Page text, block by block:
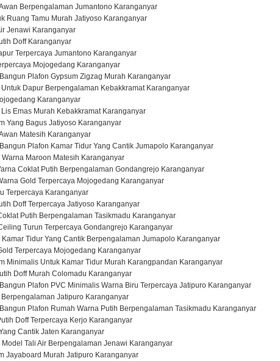
Berpengalaman Jumantono Karanganyar
Ruang Tamu Murah Jatiyoso Karanganyar
Jenawi Karanganyar
Doff Karanganyar
Terpercaya Jumantono Karanganyar
Mojogedang Karanganyar
Plafon Gypsum Zigzag Murah Karanganyar
Dapur Berpengalaman Kebakkramat Karanganyar
Karanganyar
Emas Murah Kebakkramat Karanganyar
Yang Bagus Jatiyoso Karanganyar
Matesih Karanganyar
Plafon Kamar Tidur Yang Cantik Jumapolo Karanganyar
Maroon Matesih Karanganyar
Coklat Putih Berpengalaman Gondangrejo Karanganyar
Gold Terpercaya Mojogedang Karanganyar
Terpercaya Karanganyar
Doff Terpercaya Jatiyoso Karanganyar
Putih Berpengalaman Tasikmadu Karanganyar
Turun Terpercaya Gondangrejo Karanganyar
Tidur Yang Cantik Berpengalaman Jumapolo Karanganyar
Terpercaya Mojogedang Karanganyar
Minimalis Untuk Kamar Tidur Murah Karangpandan Karanganyar
Doff Murah Colomadu Karanganyar
Plafon PVC Minimalis Warna Biru Terpercaya Jatipuro Karanganyar
Jatipuro Karanganyar
Plafon Rumah Warna Putih Berpengalaman Tasikmadu Karanganyar
Doff Terpercaya Kerjo Karanganyar
Cantik Jaten Karanganyar
Tali Air Berpengalaman Jenawi Karanganyar
Jayaboard Murah Jatipuro Karanganyar